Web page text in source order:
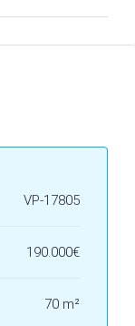
VP-17805
190.000€
70 m²